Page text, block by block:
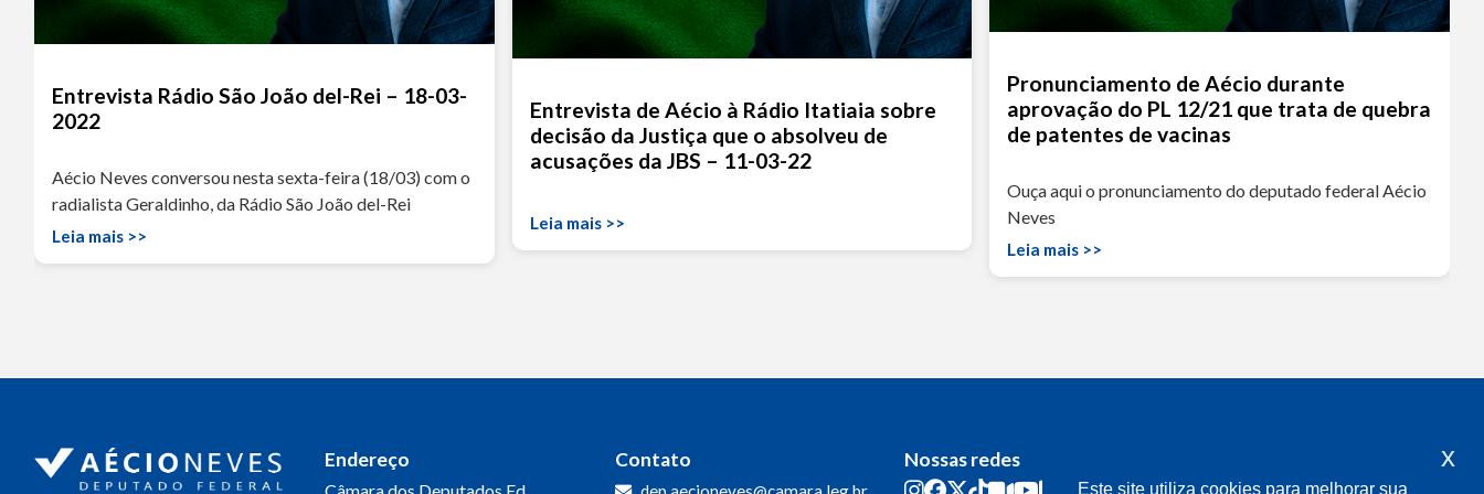
Entrevista Rádio São João del-Rei – 18-03-
2022
Aécio Neves conversou nesta sexta-feira (18/03) com o
radialista Geraldinho, da Rádio São João del-Rei
Leia mais >>
Entrevista de Aécio à Rádio Itatiaia sobre
decisão da Justiça que o absolveu de
acusações da JBS – 11-03-22
Leia mais >>
Pronunciamento de Aécio durante
aprovação do PL 12/21 que trata de quebra
de patentes de vacinas
Ouça aqui o pronunciamento do deputado federal Aécio
Neves
Leia mais >>
Endereço Contato Nossas redes
Este site utiliza cookies para melhorar sua
x